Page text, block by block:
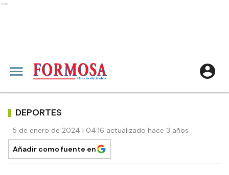
Ads
DEPORTES
5 de enero de 2024 | 04:16 actualizado hace 3 años
Añadir como fuente en